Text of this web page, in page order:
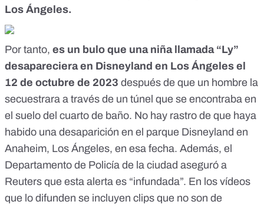
Los Ángeles.
Por tanto, es un bulo que una niña llamada “Ly”
desapareciera en Disneyland en Los Ángeles el
12 de octubre de 2023 después de que un hombre la
secuestrara a través de un túnel que se encontraba en
el suelo del cuarto de baño. No hay rastro de que haya
habido una desaparición en el parque Disneyland en
Anaheim, Los Ángeles, en esa fecha. Además, el
Departamento de Policía de la ciudad aseguró a
Reuters que esta alerta es “infundada”. En los vídeos
que lo difunden se incluyen clips que no son de